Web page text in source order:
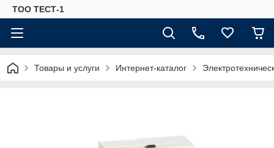
ТОО ТЕСТ-1
Товары и услуги Интернет-каталог